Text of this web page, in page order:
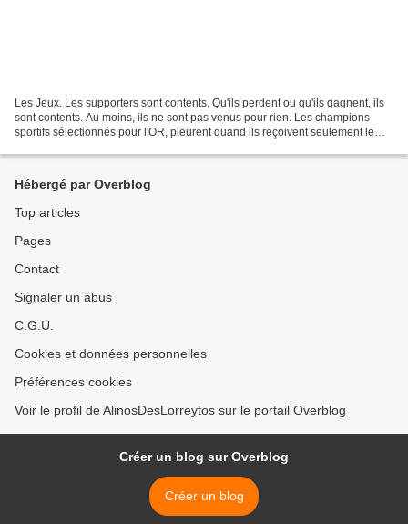
Les Jeux. Les supporters sont contents. Qu'ils perdent ou qu'ils gagnent, ils
sont contents. Au moins, ils ne sont pas venus pour rien. Les champions
sportifs sélectionnés pour l'OR, pleurent quand ils reçoivent seulement le
Hébergé par Overblog
Top articles
Pages
Contact
Signaler un abus
C.G.U.
Cookies et données personnelles
Préférences cookies
Voir le profil de AlinosDesLorreytos sur le portail Overblog
Créer un blog sur Overblog
Créer un blog